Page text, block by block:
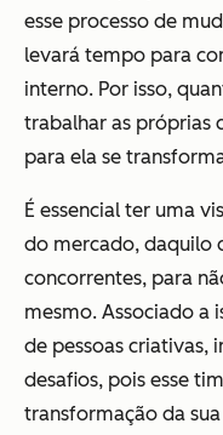
esse processo de
levará tempo para
interno. Por isso,
trabalhar as próprias
para ela se
É essencial ter uma
do mercado, daquilo
concorrentes, para
mesmo. Associado a
de pessoas criativas,
desafios, pois esse
transformação da